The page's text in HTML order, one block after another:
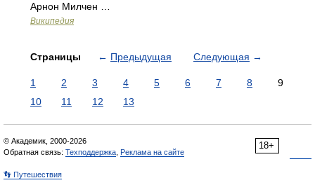
Арнон Милчен …
Википедия
Страницы ← Предыдущая Следующая →
1 2 3 4 5 6 7 8
9
10
11 12 13
18+
© Академик, 2000-2026
Обратная связь: Техподдержка Реклама на сайте
👣 Путешествия